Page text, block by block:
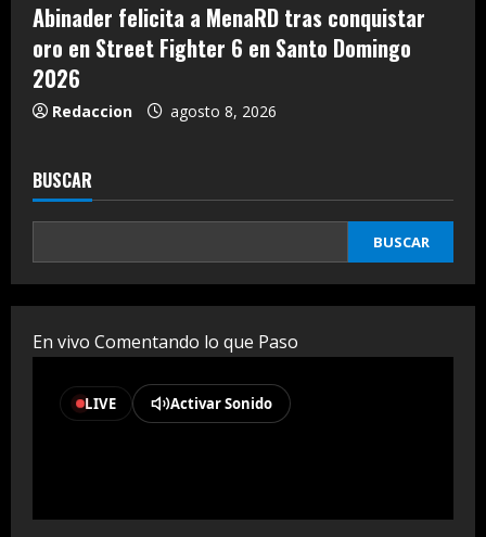
Abinader felicita a MenaRD tras conquistar
oro en Street Fighter 6 en Santo Domingo
2026
Redaccion agosto 8, 2026
BUSCAR
BUSCAR
En vivo Comentando lo que Paso